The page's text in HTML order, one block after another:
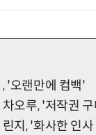
'오랜만에 컴백'
차오루, '저작권
지, '화사한 인사